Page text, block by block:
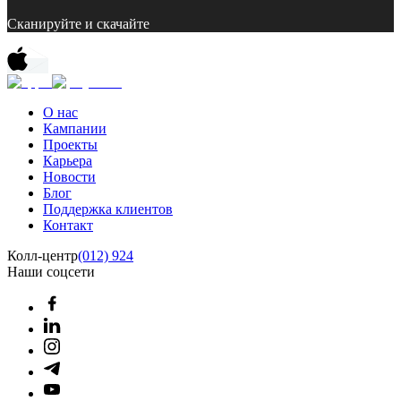
Сканируйте и скачайте
О нас
Кампании
Проекты
Карьера
Новости
Блог
Поддержка клиентов
Контакт
Колл-центр(012) 924
Наши соцсети